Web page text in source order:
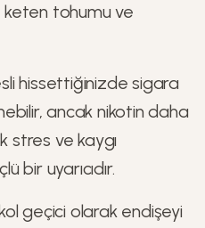
keten tohumu ve
hissettiğinizde sigara
ancak nikotin daha
stres ve kaygı
bir uyarıcıdır.
geçici olarak endişeyi